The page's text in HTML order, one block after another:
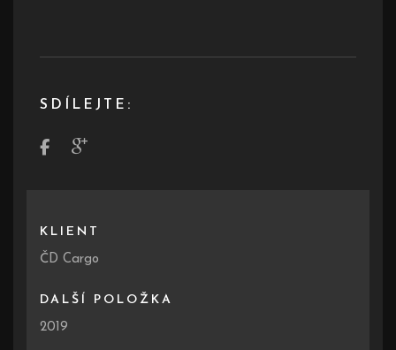
SDÍLEJTE:
KLIENT
ČD Cargo
DALŠÍ POLOŽKA
2019